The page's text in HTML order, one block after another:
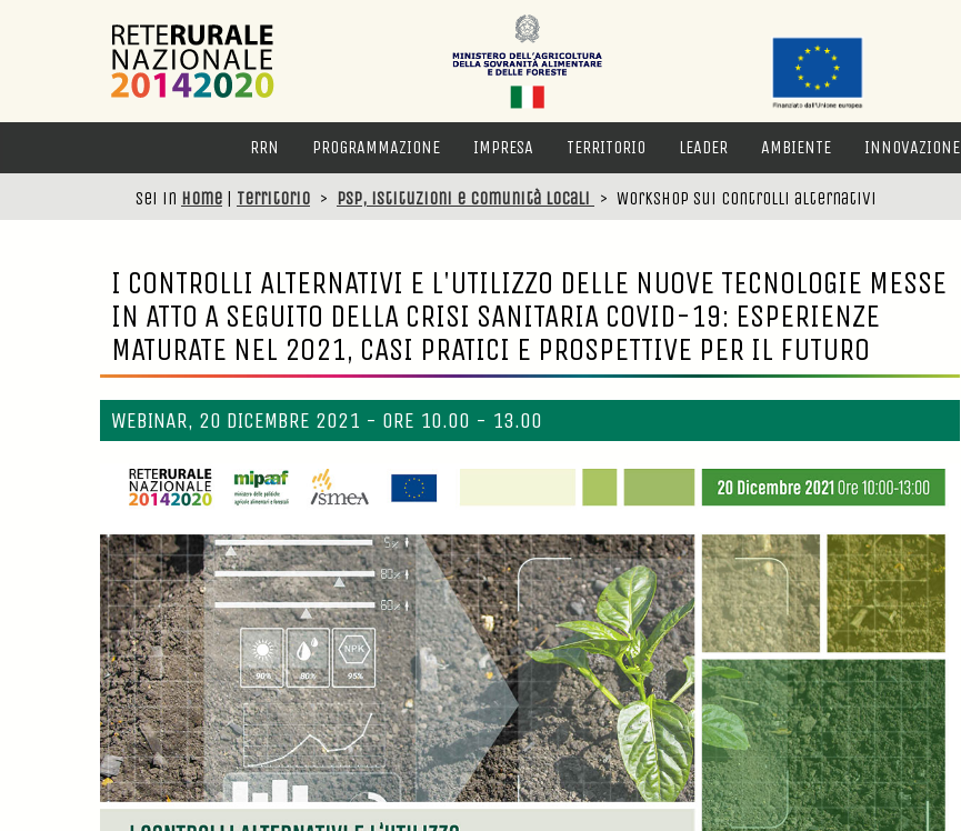
RRN PROGRAMMAZIONE IMPRESA TERRITORIO LEADER AMBIENTE INNOVAZIONE
Sei in Home | Territorio > PSP, istituzioni e comunità locali > Workshop sui controlli alternativi
I CONTROLLI ALTERNATIVI E L'UTILIZZO DELLE NUOVE TECNOLOGIE MESSE
IN ATTO A SEGUITO DELLA CRISI SANITARIA COVID-19: ESPERIENZE
MATURATE NEL 2021, CASI PRATICI E PROSPETTIVE PER IL FUTURO
WEBINAR, 20 DICEMBRE 2021 - ORE 10.00 - 13.00